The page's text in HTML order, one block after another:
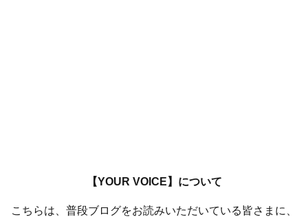
【YOUR VOICE】について
こちらは、普段ブログをお読みいただいている皆さまに、